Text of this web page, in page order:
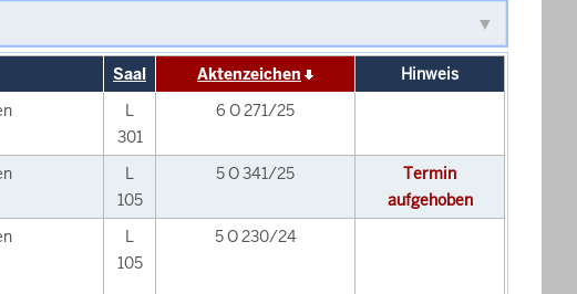
Saal Aktenzeichen
Hinweis
L
301
6 O 271/25
L
105
5 O 341/25
Termin
aufgehoben
L
105
5 O 230/24